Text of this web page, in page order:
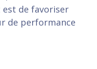
de favoriser
de performance